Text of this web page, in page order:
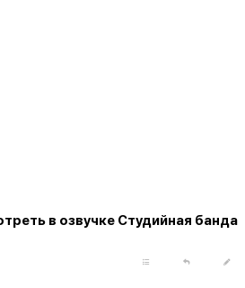
в озвучке Студийная банда